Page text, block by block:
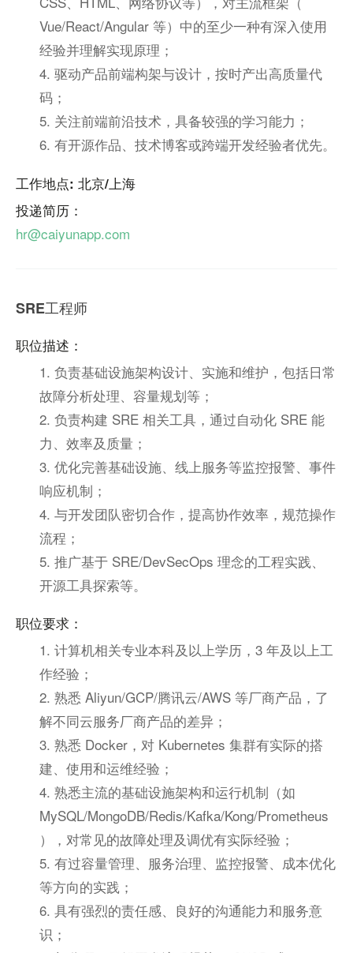
Vue/React/Angular 等）中的至少一种有深入使用
经验并理解实现原理；
4. 驱动产品前端构架与设计，按时产出高质量代
码；
5. 关注前端前沿技术，具备较强的学习能力；
6. 有开源作品、技术博客或跨端开发经验者优先。
工作地点: 北京/上海
投递简历：
hr@caiyunapp.com
SRE工程师
职位描述：
1. 负责基础设施架构设计、实施和维护，包括日常
故障分析处理、容量规划等；
2. 负责构建 SRE 相关工具，通过自动化 SRE 能
力、效率及质量；
3. 优化完善基础设施、线上服务等监控报警、事件
响应机制；
4. 与开发团队密切合作，提高协作效率，规范操作
流程；
5. 推广基于 SRE/DevSecOps 理念的工程实践、
开源工具探索等。
职位要求：
1. 计算机相关专业本科及以上学历，3 年及以上工
作经验；
2. 熟悉 Aliyun/GCP/腾讯云/AWS 等厂商产品，了
解不同云服务厂商产品的差异；
3. 熟悉 Docker，对 Kubernetes 集群有实际的搭
建、使用和运维经验；
4. 熟悉主流的基础设施架构和运行机制（如
MySQL/MongoDB/Redis/Kafka/Kong/Prometheus
），对常见的故障处理及调优有实际经验；
5. 有过容量管理、服务治理、监控报警、成本优化
等方向的实践；
6. 具有强烈的责任感、良好的沟通能力和服务意
识；